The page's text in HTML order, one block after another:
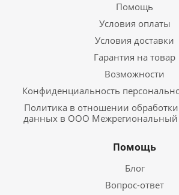
Помощь
Условия оплаты
Условия доставки
Гарантия на товар
Возможности
Конфиденциальность
Политика в отношении
данных в ООО Межрегиональный
Помощь
Блог
Вопрос-ответ